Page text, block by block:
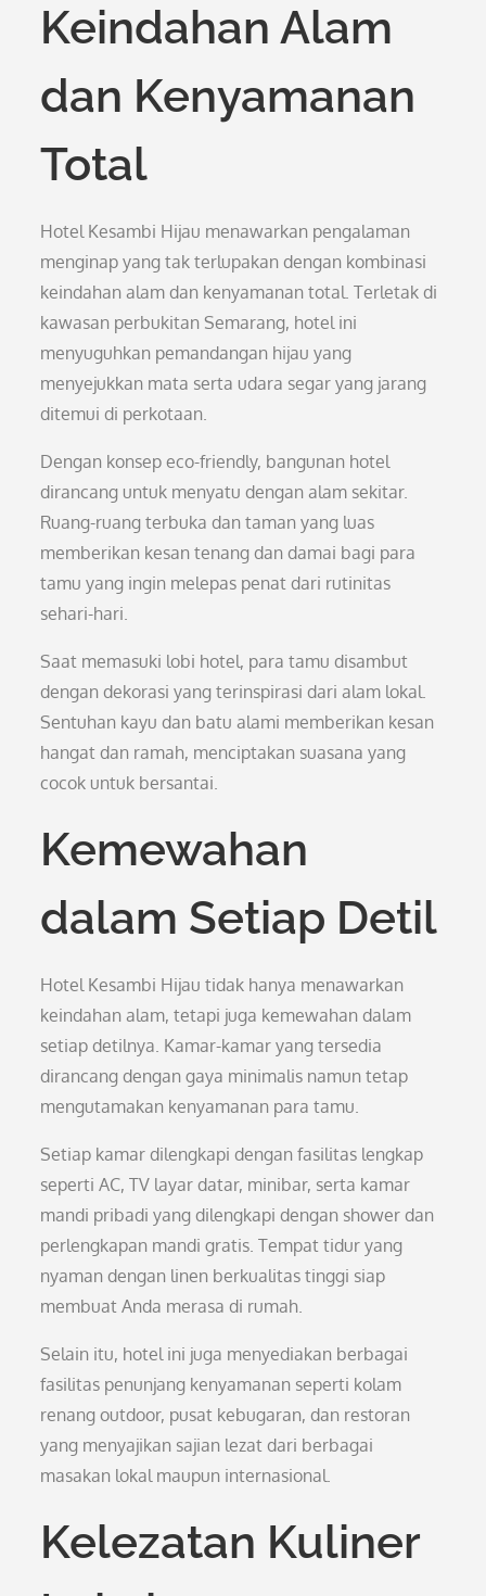
Keindahan Alam
dan Kenyamanan
Total
Hotel Kesambi Hijau menawarkan pengalaman
menginap yang tak terlupakan dengan kombinasi
keindahan alam dan kenyamanan total. Terletak di
kawasan perbukitan Semarang, hotel ini
menyuguhkan pemandangan hijau yang
menyejukkan mata serta udara segar yang jarang
ditemui di perkotaan.
Dengan konsep eco-friendly, bangunan hotel
dirancang untuk menyatu dengan alam sekitar.
Ruang-ruang terbuka dan taman yang luas
memberikan kesan tenang dan damai bagi para
tamu yang ingin melepas penat dari rutinitas
sehari-hari.
Saat memasuki lobi hotel, para tamu disambut
dengan dekorasi yang terinspirasi dari alam lokal.
Sentuhan kayu dan batu alami memberikan kesan
hangat dan ramah, menciptakan suasana yang
cocok untuk bersantai.
Kemewahan
dalam Setiap Detil
Hotel Kesambi Hijau tidak hanya menawarkan
keindahan alam, tetapi juga kemewahan dalam
setiap detilnya. Kamar-kamar yang tersedia
dirancang dengan gaya minimalis namun tetap
mengutamakan kenyamanan para tamu.
Setiap kamar dilengkapi dengan fasilitas lengkap
seperti AC, TV layar datar, minibar, serta kamar
mandi pribadi yang dilengkapi dengan shower dan
perlengkapan mandi gratis. Tempat tidur yang
nyaman dengan linen berkualitas tinggi siap
membuat Anda merasa di rumah.
Selain itu, hotel ini juga menyediakan berbagai
fasilitas penunjang kenyamanan seperti kolam
renang outdoor, pusat kebugaran, dan restoran
yang menyajikan sajian lezat dari berbagai
masakan lokal maupun internasional.
Kelezatan Kuliner